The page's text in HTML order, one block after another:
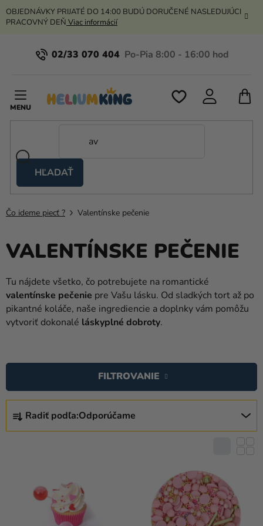
Prejsť
na
OBJEDNÁVKY PRIJATÉ DO 14:00 BUDÚ DORUČENÉ NASLEDUJÚCI
PRACOVNÝ DEŇ Viac informácií
02/33 070 404
HĽADAŤ
stany
Kanekalon
Hélium
a
Svadba
Párty
Karnevalové
masky
Novinky
Darčeky
Čo ideme piecť ? Valentínske pečenie
VALENTÍNSKE PEČENIE
Tu nájdete všetko, čo potrebujete na romantické
valentínske pečenie pre Vašu lásku. Od sladkých tort až po
pikantné koláče, naše ingrediencie a doplnky vám pomôžu
vytvoriť dokonalé láskyplné dobroty.
A
D
Radiť podľa:Odporúčame
FILTROVANIE
Ý
P
I
S
P